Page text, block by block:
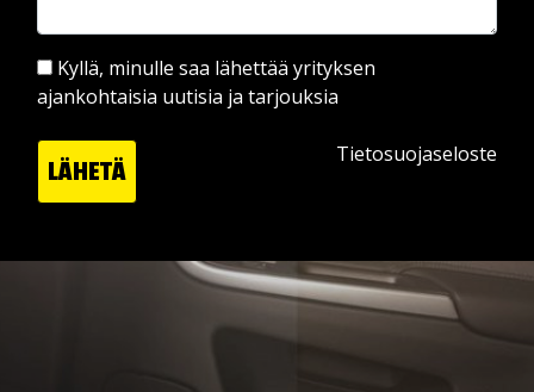
Kyllä, minulle saa lähettää yrityksen
ajankohtaisia uutisia ja tarjouksia
LÄHETÄ
Tietosuojaseloste